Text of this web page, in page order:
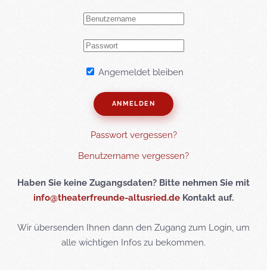
Angemeldet bleiben
ANMELDEN
Passwort vergessen?
Benutzername vergessen?
Haben Sie keine Zugangsdaten? Bitte nehmen Sie mit
info@theaterfreunde-altusried.de Kontakt auf.
Wir übersenden Ihnen dann den Zugang zum Login, um
alle wichtigen Infos zu bekommen.